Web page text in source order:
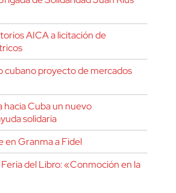
AICA a licitación de
cubano proyecto de mercados
hacia Cuba un nuevo
solidaria
en Granma a Fidel
del Libro: «Conmoción en la